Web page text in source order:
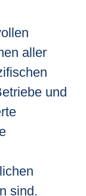
aller
und
sind.